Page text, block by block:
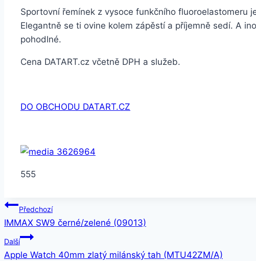
Sportovní řemínek z vysoce funkčního fluoroelastomeru
Elegantně se ti ovine kolem zápěstí a příjemně sedí. A
pohodlné.
Cena DATART.cz včetně DPH a služeb.
DO OBCHODU DATART.CZ
555
Navigace
pro
příspěvek
Předchozí
IMMAX SW9 černé/zelené (09013)
Další
Apple Watch 40mm zlatý milánský tah (MTU42ZM/A)